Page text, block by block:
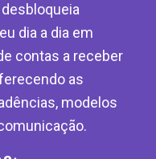
dia a dia em
contas a receber
as
modelos